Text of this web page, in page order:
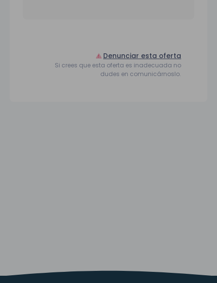
Denunciar esta oferta
Si crees que esta oferta es inadecuada no
dudes en comunicárnoslo.